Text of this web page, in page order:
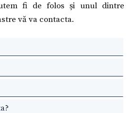
fi de folos și unul dintre
vă va contacta.